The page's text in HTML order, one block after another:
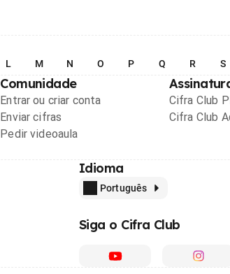
L M N O P Q R S
Comunidade
Entrar ou criar conta
Enviar cifras
Pedir videoaula
Cifra Club
Cifra Club
Idioma
Português
Siga o Cifra Club